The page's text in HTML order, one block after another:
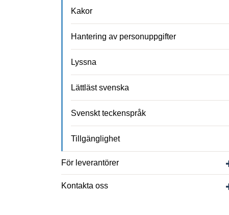
Kakor
Hantering av personuppgifter
Lyssna
Lättläst svenska
Svenskt teckenspråk
Tillgänglighet
För leverantörer
Kontakta oss